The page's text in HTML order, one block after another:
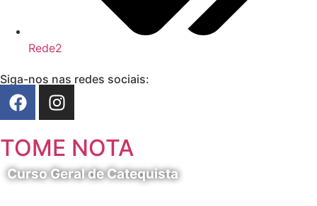
Rede2
Siga-nos nas redes sociais:
TOME NOTA
Curso Geral de Catequista